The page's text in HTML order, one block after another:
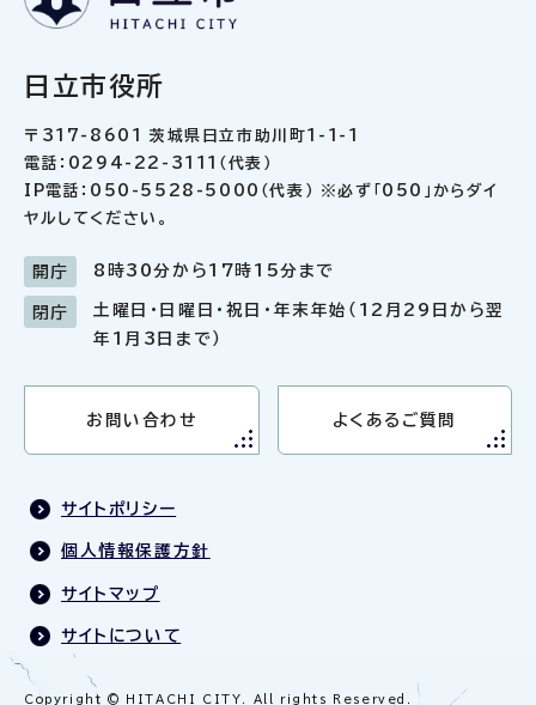
日立市役所
〒317-8601 茨城県日立市助川町1-1-1
電話：0294-22-3111（代表）
IP電話：050-5528-5000（代表） ※必ず「050」からダイ
ヤルしてください。
開庁 8時30分から17時15分まで
閉庁
土曜日・日曜日・祝日・年末年始（12月29日から翌
年1月3日まで）
お問い合わせ よくあるご質問
サイトポリシー
個人情報保護方針
サイトマップ
サイトについて
Copyright © HITACHI CITY. All rights Reserved.